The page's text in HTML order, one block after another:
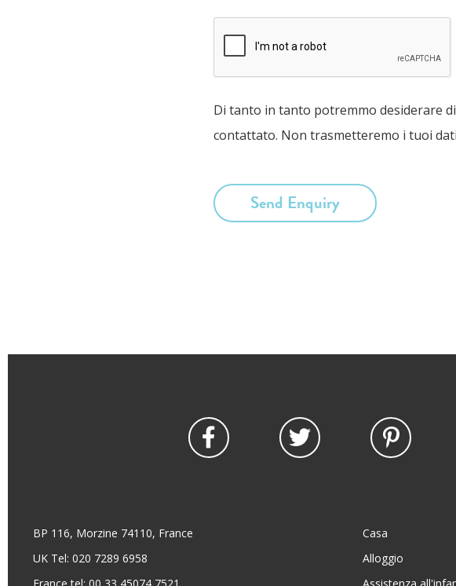
Di tanto in tanto potremmo desiderare
contattato. Non trasmetteremo i tuoi
BP 116, Morzine 74110, France
UK Tel: 020 7289 6958
Casa
Alloggio